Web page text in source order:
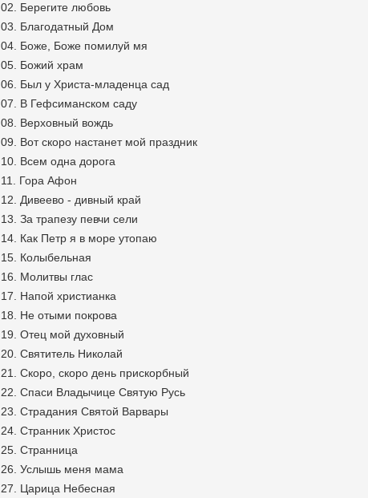
02. Берегите любовь
03. Благодатный Дом
04. Боже, Боже помилуй мя
05. Божий храм
06. Был у Христа-младенца сад
07. В Гефсиманском саду
08. Верховный вождь
09. Вот скоро настанет мой праздник
10. Всем одна дорога
11. Гора Афон
12. Дивеево - дивный край
13. За трапезу певчи сели
14. Как Петр я в море утопаю
15. Колыбельная
16. Молитвы глас
17. Напой христианка
18. Не отыми покрова
19. Отец мой духовный
20. Святитель Николай
21. Скоро, скоро день прискорбный
22. Спаси Владычице Святую Русь
23. Страдания Святой Варвары
24. Странник Христос
25. Странница
26. Услышь меня мама
27. Царица Небесная